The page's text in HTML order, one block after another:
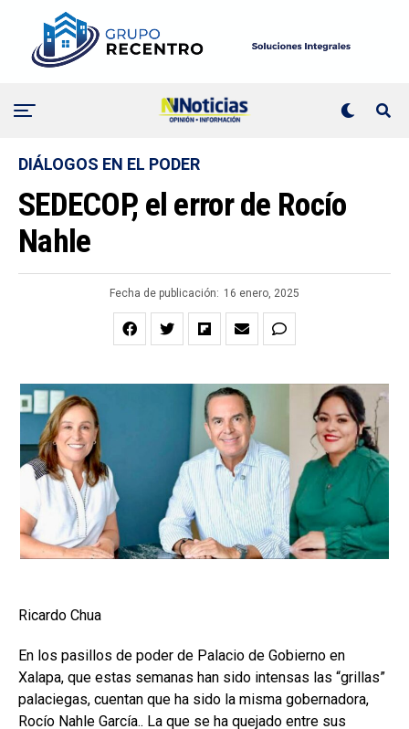
DIÁLOGOS EN EL PODER
SEDECOP, el error de Rocío
Nahle
Fecha de publicación: 16 enero, 2025
Ricardo Chua
En los pasillos de poder de Palacio de Gobierno en
Xalapa, que estas semanas han sido intensas las “grillas”
palaciegas, cuentan que ha sido la misma gobernadora,
Rocío Nahle García.. La que se ha quejado entre sus